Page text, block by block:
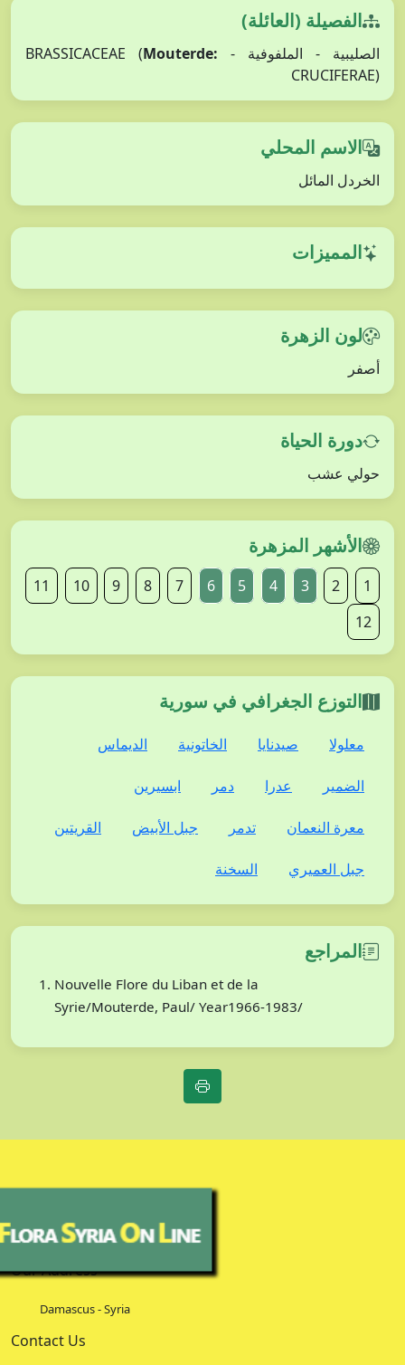
الفصيلة (العائلة)
الصليبية - الملفوفية - BRASSICACEAE ( Mouterde:
CRUCIFERAE)
الاسم المحلي
الخردل المائل
المميزات
لون الزهرة
أصفر
دورة الحياة
حولي عشب
الأشهر المزهرة
1
2
3
4
5
6
7
8
9
10
11
12
التوزع الجغرافي في سورية
معلولا صيدنايا الخاتونية الديماس
الضمير عدرا دمر ابسيرين
معرة النعمان تدمر جبل الأبيض القريتين
جبل العميري السخنة
المراجع
Nouvelle Flore du Liban et de la
Syrie/Mouterde, Paul/ Year1966-1983/
Our Address
Damascus - Syria
Contact Us